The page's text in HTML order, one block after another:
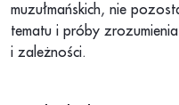
muzułmańskich, nie
tematu i próby
i zależności.